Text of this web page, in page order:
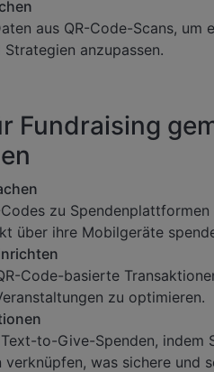
aus QR-Code-Scans, um
anzupassen.
Fundraising
zu
über ihre Mobilgeräte
Code-basierte
zu optimieren.
to-Give-Spenden, indem
verknüpfen, was sichere und